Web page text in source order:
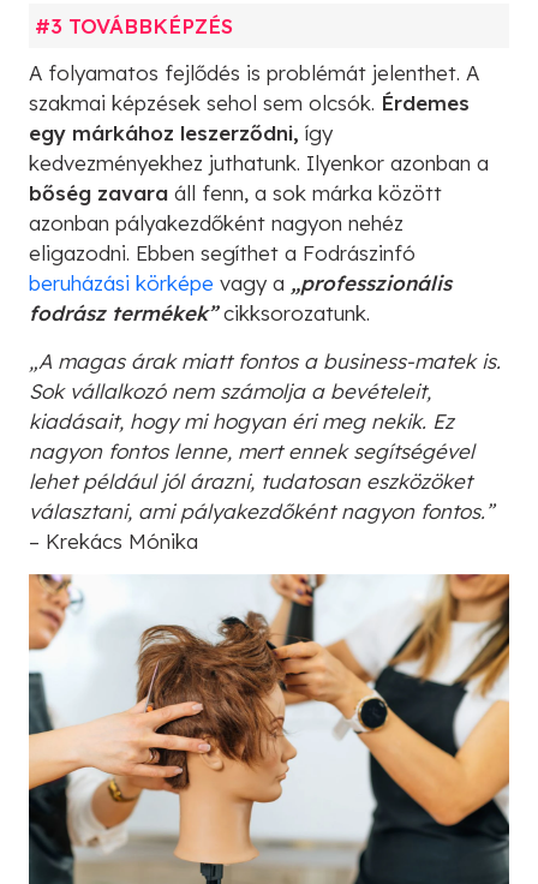
#3 TOVÁBBKÉPZÉS
A folyamatos fejlődés is problémát jelenthet. A
szakmai képzések sehol sem olcsók. Érdemes
egy márkához leszerződni, így
kedvezményekhez juthatunk. Ilyenkor azonban a
bőség zavara áll fenn, a sok márka között
azonban pályakezdőként nagyon nehéz
eligazodni. Ebben segíthet a Fodrászinfó
beruházási körképe vagy a „professzionális
fodrász termékek”cikksorozatunk.
„A magas árak miatt fontos a business-matek is.
Sok vállalkozó nem számolja a bevételeit,
kiadásait, hogy mi hogyan éri meg nekik. Ez
nagyon fontos lenne, mert ennek segítségével
lehet például jól árazni, tudatosan eszközöket
választani, ami pályakezdőként nagyon fontos.”
– Krekács Mónika